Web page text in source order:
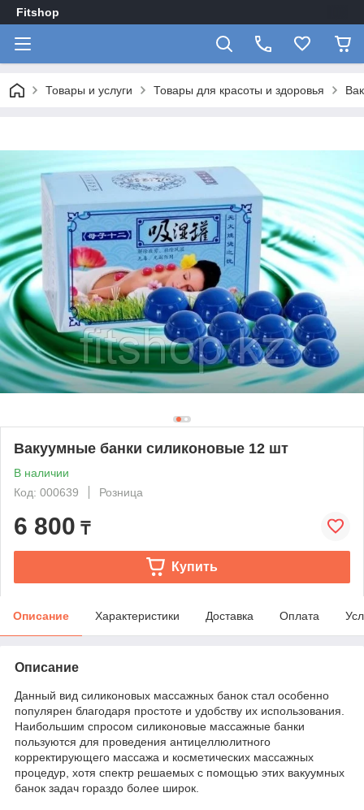
Fitshop
Товары и услуги Товары для красоты и здоровья
Вакуумные банки силиконовые 12 шт
В наличии
Код: 000639
Розница
6 800 ₸
Купить
Описание Характеристики Доставка Оплата
Описание
Данный вид силиконовых массажных банок стал особенно
популярен благодаря простоте и удобству их использования.
Наибольшим спросом силиконовые массажные банки
пользуются для проведения антицеллюлитного
корректирующего массажа и косметических массажных
процедур, хотя спектр решаемых с помощью этих вакуумных
банок задач гораздо более широк.